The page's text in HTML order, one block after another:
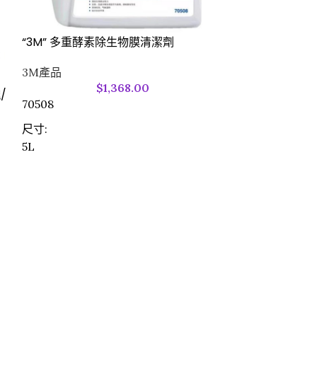
“3M” 多重酵素除生物膜清潔劑
3M產品
$1,368.00
70508
尺寸:
5L